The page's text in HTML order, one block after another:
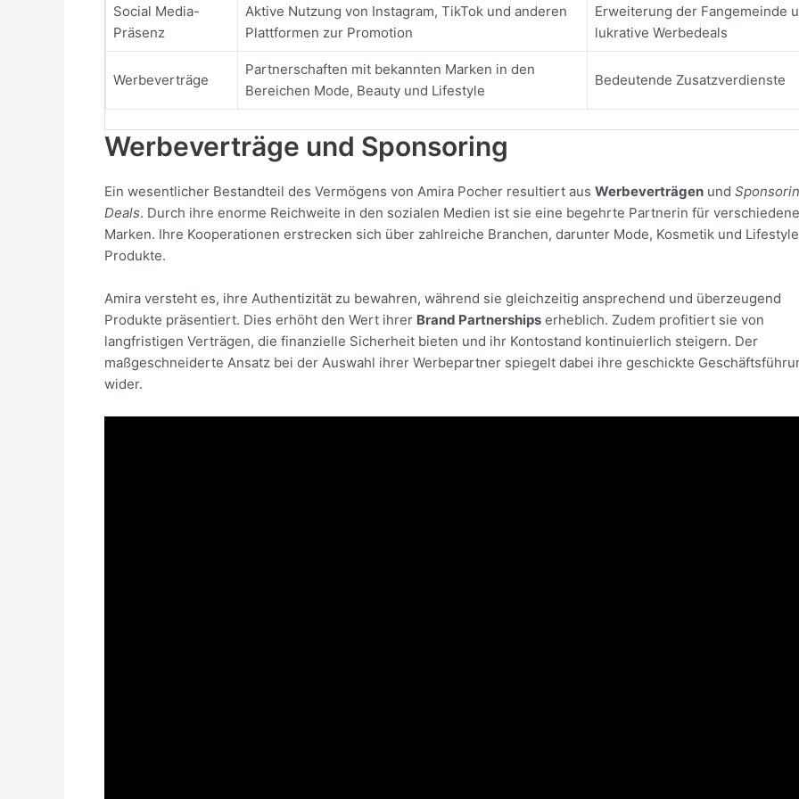
Social Media-
Präsenz
Aktive Nutzung von Instagram, TikTok und anderen
Plattformen zur Promotion
Erweiterung der Fangemeinde
lukrative Werbedeals
Werbeverträge
Partnerschaften mit bekannten Marken in den
Bereichen Mode, Beauty und Lifestyle
Bedeutende Zusatzverdienste
Werbeverträge und Sponsoring
Ein wesentlicher Bestandteil des Vermögens von Amira Pocher resultiert aus Werbeverträgen und
Deals. Durch ihre enorme Reichweite in den sozialen Medien ist sie eine begehrte Partnerin für verschiedene
Marken. Ihre Kooperationen erstrecken sich über zahlreiche Branchen, darunter Mode, Kosmetik und
Produkte.
Amira versteht es, ihre Authentizität zu bewahren, während sie gleichzeitig ansprechend und überzeugend
Produkte präsentiert. Dies erhöht den Wert ihrer Brand Partnerships erheblich. Zudem profitiert sie von
langfristigen Verträgen, die finanzielle Sicherheit bieten und ihr Kontostand kontinuierlich steigern. Der
maßgeschneiderte Ansatz bei der Auswahl ihrer Werbepartner spiegelt dabei ihre geschickte
wider.